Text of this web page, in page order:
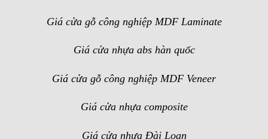
Giá cửa gỗ công nghiệp MDFLaminate
Giá cửa nhựa abs hàn quốc
Giá cửa gỗ công nghiệp MDF Veneer
Giá cửa nhựa composite
Giá cửa nhựa Đài Loan